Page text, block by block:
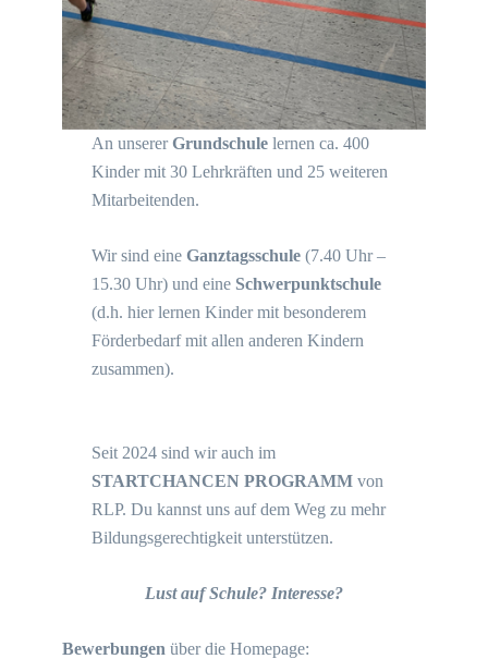
An unsererGrundschule lernen ca. 400
Kinder mit 30 Lehrkräften und 25 weiteren
Mitarbeitenden.
Wir sind eineGanztagsschule (7.40 Uhr –
15.30 Uhr) und eine Schwerpunktschule
(d.h. hier lernen Kinder mit besonderem
Förderbedarf mit allen anderen Kindern
zusammen).
Seit 2024 sind wir auch im
STARTCHANCEN PROGRAMM von
RLP. Du kannst uns auf dem Weg zu mehr
Bildungsgerechtigkeit unterstützen.
Lust auf Schule? Interesse?
Bewerbungen über die Homepage: